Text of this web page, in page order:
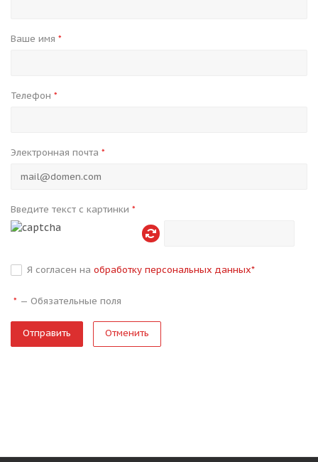
Ваше имя *
Телефон *
Электронная почта *
Введите текст с картинки *
Я согласен на обработку персональных данных*
* — Обязательные поля
Отменить